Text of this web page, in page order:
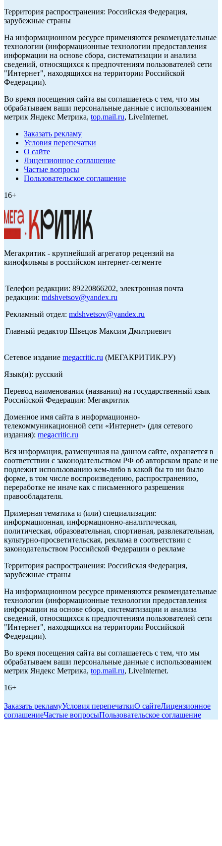
Территория распространения: Российская Федерация,
зарубежные страны
На информационном ресурсе применяются рекомендательные
технологии (информационные технологии предоставления
информации на основе сбора, систематизации и анализа
сведений, относящихся к предпочтениям пользователей сети
"Интернет", находящихся на территории Российской
Федерации).
Во время посещения сайта вы соглашаетесь с тем, что мы
обрабатываем ваши персональные данные с использованием
метрик Яндекс Метрика, top.mail.ru, LiveInternet.
Заказать рекламу
Условия перепечатки
О сайте
Лицензионное соглашение
Частые вопросы
Пользовательское соглашение
16+
Мегакритик - крупнейший агрегатор рецензий на
кинофильмы в российском интернет-сегменте
Телефон редакции: 89220866202, электронная почта
редакции: mdshvetsov@yandex.ru
Рекламный отдел: mdshvetsov@yandex.ru
Главный редактор Швецов Максим Дмитриевич
Сетевое издание megacritic.ru (МЕГАКРИТИК.РУ)
Язык(и): русский
Перевод наименования (названия) на государственный язык
Российской Федерации: Мегакритик
Доменное имя сайта в информационно-
телекоммуникационной сети «Интернет» (для сетевого
издания): megacritic.ru
Вся информация, размещенная на данном сайте, охраняется в
соответствии с законодательством РФ об авторском праве и не
подлежит использованию кем-либо в какой бы то ни было
форме, в том числе воспроизведению, распространению,
переработке не иначе как с письменного разрешения
правообладателя.
Примерная тематика и (или) специализация:
информационная, информационно-аналитическая,
политическая, образовательная, спортивная, развлекательная,
культурно-просветительская, реклама в соответствии с
законодательством Российской Федерации о рекламе
Территория распространения: Российская Федерация,
зарубежные страны
На информационном ресурсе применяются рекомендательные
технологии (информационные технологии предоставления
информации на основе сбора, систематизации и анализа
сведений, относящихся к предпочтениям пользователей сети
"Интернет", находящихся на территории Российской
Федерации).
Во время посещения сайта вы соглашаетесь с тем, что мы
обрабатываем ваши персональные данные с использованием
метрик Яндекс Метрика, top.mail.ru, LiveInternet.
16+
Заказать рекламуУсловия перепечаткиО сайтеЛицензионное
соглашениеЧастые вопросыПользовательское соглашение